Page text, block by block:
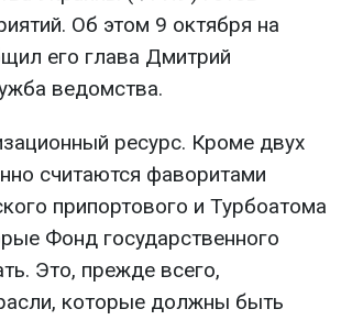
Об этом 9 октября на
его глава Дмитрий
ведомства.
ресурс. Кроме двух
считаются фаворитами
припортового и Турбоатома
Фонд государственного
Это, прежде всего,
которые должны быть